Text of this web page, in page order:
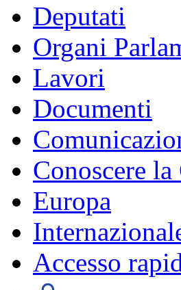
Deputati
Organi
Lavori
Documenti
Conoscere la
Europa
Accesso